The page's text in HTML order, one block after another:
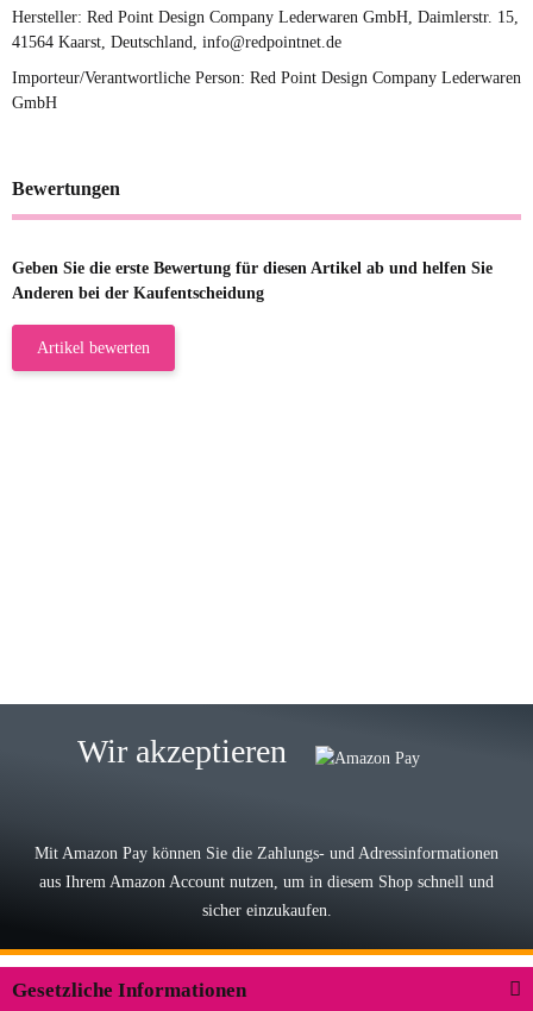
Hersteller: Red Point Design Company Lederwaren GmbH, Daimlerstr. 15,
41564 Kaarst, Deutschland, info@redpointnet.de
Importeur/Verantwortliche Person: Red Point Design Company Lederwaren
GmbH
Bewertungen
Geben Sie die erste Bewertung für diesen Artikel ab und helfen Sie
Anderen bei der Kaufentscheidung
Artikel bewerten
Lieferung, man kann bedenkenlos
Der Koffer macht einen sehr soliden
Wir akzeptieren
Mit Amazon Pay können Sie die Zahlungs- und Adressinformationen
aus Ihrem Amazon Account nutzen, um in diesem Shop schnell und
sicher einzukaufen.
Gesetzliche Informationen